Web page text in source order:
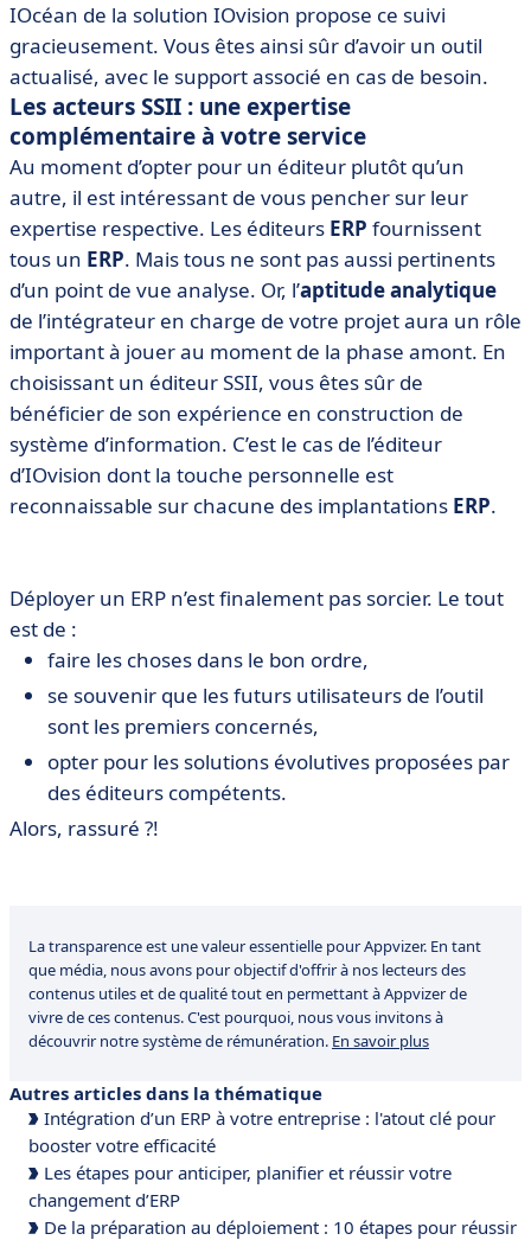
IOcéan de la solution IOvision propose ce suivi
gracieusement. Vous êtes ainsi sûr d’avoir un outil
actualisé, avec le support associé en cas de besoin.
Les acteurs SSII : une expertise
complémentaire à votre service
Au moment d’opter pour un éditeur plutôt qu’un
autre, il est intéressant de vous pencher sur leur
expertise respective. Les éditeurs ERP fournissent
tous un ERP. Mais tous ne sont pas aussi pertinents
d’un point de vue analyse. Or, l’aptitude analytique
de l’intégrateur en charge de votre projet aura un rôle
important à jouer au moment de la phase amont. En
choisissant un éditeur SSII, vous êtes sûr de
bénéficier de son expérience en construction de
système d’information. C’est le cas de l’éditeur
d’IOvision dont la touche personnelle est
reconnaissable sur chacune des implantations ERP.
Déployer un ERP n’est finalement pas sorcier. Le tout
est de :
faire les choses dans le bon ordre,
se souvenir que les futurs utilisateurs de l’outil
sont les premiers concernés,
opter pour les solutions évolutives proposées par
des éditeurs compétents.
Alors, rassuré ?!
La transparence est une valeur essentielle pour Appvizer. En tant
que média, nous avons pour objectif d'offrir à nos lecteurs des
contenus utiles et de qualité tout en permettant à Appvizer de
vivre de ces contenus. C'est pourquoi, nous vous invitons à
découvrir notre système de rémunération. En savoir plus
Autres articles dans la thématique
Intégration d’un ERP à votre entreprise : l'atout clé pour
booster votre efficacité
Les étapes pour anticiper, planifier et réussir votre
changement d’ERP
De la préparation au déploiement : 10 étapes pour réussir